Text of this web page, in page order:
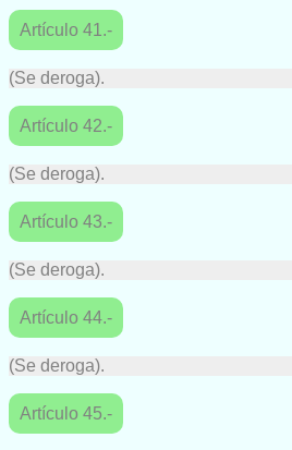
Artículo 41.-
(Se deroga).
Artículo 42.-
(Se deroga).
Artículo 43.-
(Se deroga).
Artículo 44.-
(Se deroga).
Artículo 45.-